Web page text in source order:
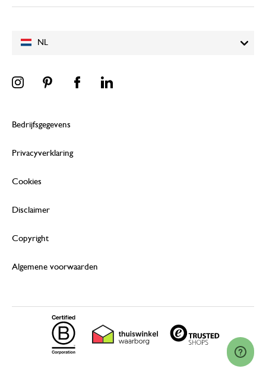
NL
Bedrijfsgegevens
Privacyverklaring
Cookies
Disclaimer
Copyright
Algemene voorwaarden